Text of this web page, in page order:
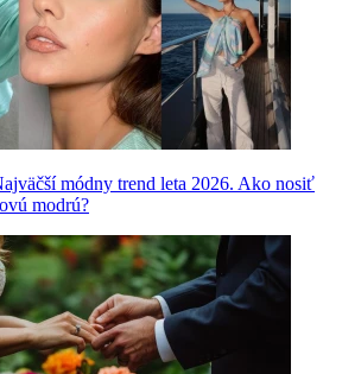
módny trend leta 2026. Ako nosiť
modrú?